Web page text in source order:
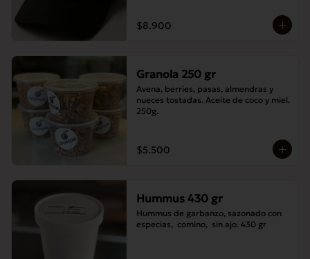
$8.900
Granola 250 gr
Avena, berries, pasas, almendras y
nueces tostadas. Aceite de coco y miel.
250g.
$5.500
Hummus 430 gr
Hummus de garbanzo, sazonado con
especias,  comino,  sin ajo. 430 gr